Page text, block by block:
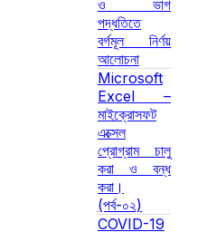
ও ভাগ
পদ্ধতিতে
বর্গমূল নির্ণয়
আলোচনা
Microsoft
Excel –
মাইক্রোসফট
এক্সেল
প্রোগ্রাম চালু
করা ও বন্ধ
করা।
(পর্ব-০২)
COVID-19